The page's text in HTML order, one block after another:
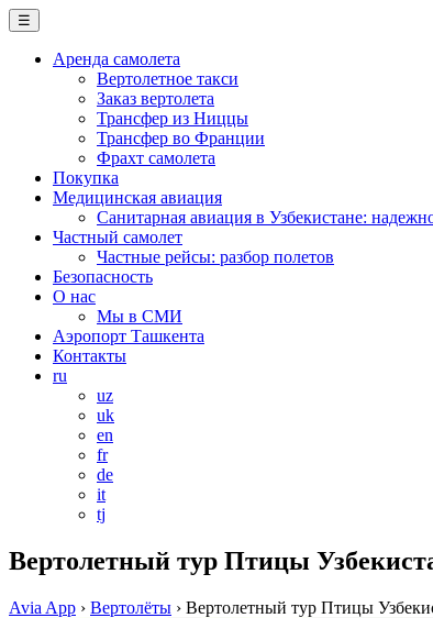
☰
Аренда самолета
Вертолетное такси
Заказ вертолета
Трансфер из Ниццы
Трансфер во Франции
Фрахт самолета
Покупка
Медицинская авиация
Санитарная авиация в Узбекистане:
Частный самолет
Частные рейсы: разбор полетов
Безопасность
О нас
Мы в СМИ
Аэропорт Ташкента
Контакты
ru
uz
uk
en
fr
de
it
tj
Вертолетный тур Птицы
Avia App › Вертолёты › Вертолетный тур Птицы